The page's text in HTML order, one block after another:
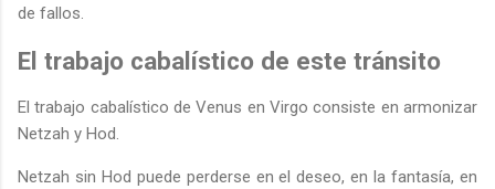
de fallos.
El trabajo cabalístico de este tránsito
El trabajo cabalístico de Venus en Virgo consiste en armonizar
Netzah y Hod.
Netzah sin Hod puede perderse en el deseo, en la fantasía, en